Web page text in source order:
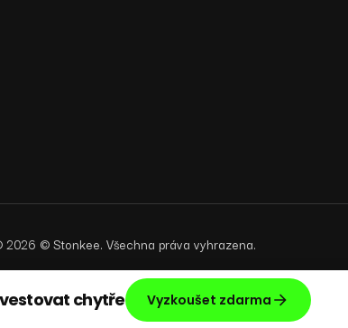
2026 © Stonkee. Všechna práva vyhrazena.
chytře Vyzkoušet zdarma